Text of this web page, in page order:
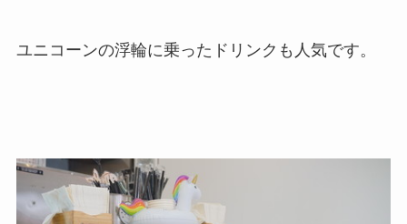
ユニコーンの浮輪に乗ったドリンクも人気です。